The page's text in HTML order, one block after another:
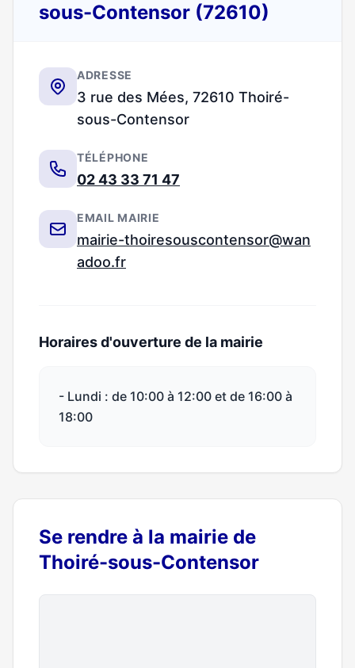
sous-Contensor (72610)
ADRESSE
3 rue des Mées, 72610 Thoiré-
sous-Contensor
TÉLÉPHONE
02 43 33 71 47
EMAIL MAIRIE
mairie-thoiresouscontensor@wan
adoo.fr
Horaires d'ouverture de la mairie
- Lundi : de 10:00 à 12:00 et de 16:00 à
18:00
Se rendre à la mairie de
Thoiré-sous-Contensor